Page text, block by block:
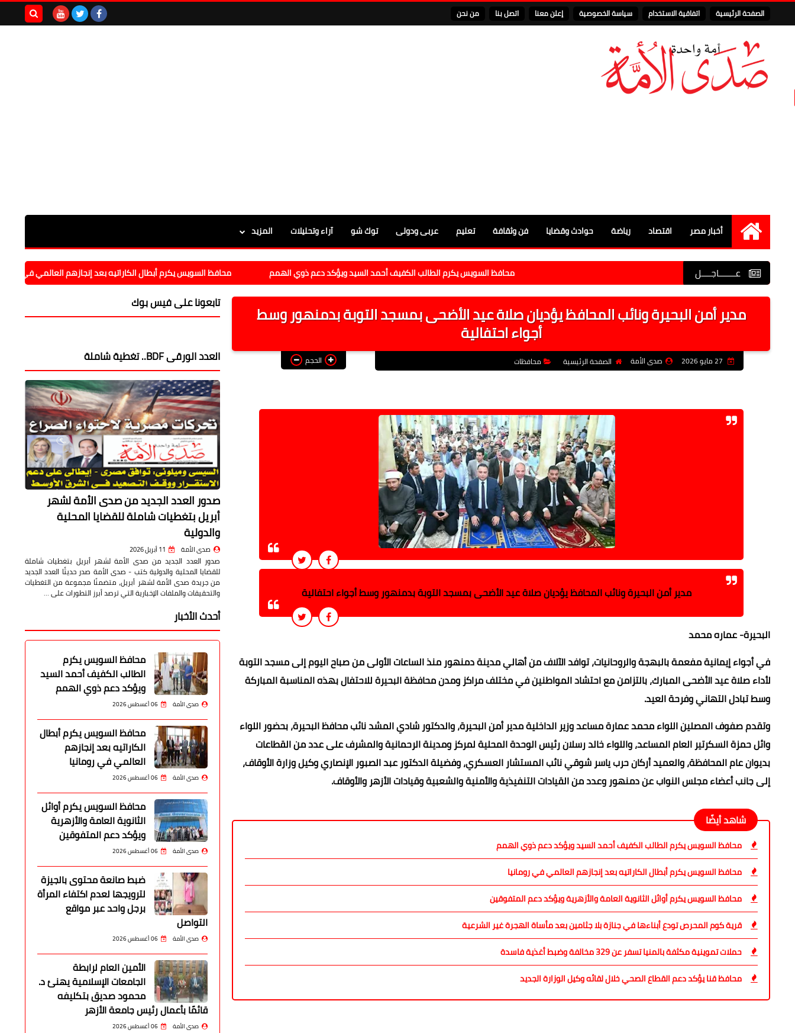
الصفحة الرئيسية اتفاقية الاستخدام سياسة الخصوصية إعلن معنا اتصل بنا من نحن
الرئيسية
أخبار مصر اقتصاد رياضة حوادث وقضايا فن وثقافة تعليم عربى ودولى توك شو آراء وتحليلات المزيد
عـــــــاجــــل محافظ السويس يكرم الطالب الكفيف أحمد السيد ويؤكد دعم ذوي الهمم محافظ السويس يكرم أبطال الكاراتيه بعد إنجازهم العالمي في رومانيا
مدير أمن البحيرة ونائب المحافظ يؤديان صلاة عيد الأضحى بمسجد التوبة بدمنهور وسط
أجواء احتفالية
صدى الأمة الصفحة الرئيسية محافظات الحجم
مدير أمن البحيرة ونائب المحافظ يؤديان صلاة عيد الأضحى بمسجد التوبة بدمنهور وسط أجواء احتفالية
البحيرة- عماره محمد
في أجواء إيمانية مفعمة بالبهجة والروحانيات، توافد الآلاف من أهالي مدينة دمنهور منذ الساعات الأولى من صباح اليوم إلى مسجد التوبة
لأداء صلاة عيد الأضحى المبارك، بالتزامن مع احتشاد المواطنين في مختلف مراكز ومدن محافظة البحيرة للاحتفال بهذه المناسبة المباركة
وسط تبادل التهاني وفرحة العيد.
وتقدم صفوف المصلين اللواء محمد عمارة مساعد وزير الداخلية مدير أمن البحيرة، والدكتور شادي المشد نائب محافظ البحيرة، بحضور اللواء
وائل حمزة السكرتير العام المساعد، واللواء خالد رسلان رئيس الوحدة المحلية لمركز ومدينة الرحمانية والمشرف على عدد من القطاعات
بديوان عام المحافظة، والعميد أركان حرب ياسر شوقي نائب المستشار العسكري، وفضيلة الدكتور عبد الصبور الإنصاري وكيل وزارة الأوقاف،
إلى جانب أعضاء مجلس النواب عن دمنهور وعدد من القيادات التنفيذية والأمنية والشعبية وقيادات الأزهر والأوقاف.
شاهد أيضًا
محافظ السويس يكرم الطالب الكفيف أحمد السيد ويؤكد دعم ذوي الهمم
محافظ السويس يكرم أبطال الكاراتيه بعد إنجازهم العالمي في رومانيا
محافظ السويس يكرم أوائل الثانوية العامة والأزهرية ويؤكد دعم المتفوقين
قرية كوم المحرص تودع أبناءها في جنازة بلا جثامين بعد مأساة الهجرة غير الشرعية
حملات تموينية مكثفة بالمنيا تسفر عن 329 مخالفة وضبط أغذية فاسدة
محافظ قنا يؤكد دعم القطاع الصحي خلال لقائه وكيل الوزارة الجديد
تابعونا على فيس بوك
العدد الورقى BDF.. تغطية شاملة
صدور العدد الجديد من صدى الأمة لشهر
أبريل بتغطيات شاملة للقضايا المحلية
والدولية
صدى الأمة 11 أبريل 2026
صدور العدد الجديد من صدى الأمة لشهر أبريل بتغطيات شاملة
للقضايا المحلية والدولية كتب - صدى الأمة صدر حديثًا العدد الجديد
من جريدة صدى الأمة لشهر أبريل، متضمنًا مجموعة من التغطيات
والتحقيقات والملفات الإخبارية التي ترصد أبرز التطورات على …
أحدث الأخبار
محافظ السويس يكرم
الطالب الكفيف أحمد السيد
ويؤكد دعم ذوي الهمم
صدى الأمة 06 أغسطس 2026
محافظ السويس يكرم أبطال
الكاراتيه بعد إنجازهم
العالمي في رومانيا
صدى الأمة 06 أغسطس 2026
محافظ السويس يكرم أوائل
الثانوية العامة والأزهرية
ويؤكد دعم المتفوقين
صدى الأمة 06 أغسطس 2026
ضبط صانعة محتوى بالجيزة
لترويجها لعدم اكتفاء المرأة
برجل واحد عبر مواقع
التواصل
صدى الأمة 06 أغسطس 2026
الأمين العام لرابطة
الجامعات الإسلامية يهنئ د.
محمود صديق بتكليفه
قائمًا بأعمال رئيس جامعة الأزهر
صدى الأمة 06 أغسطس 2026